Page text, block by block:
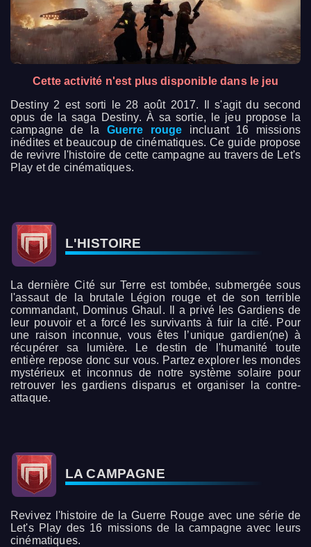
Cette activité n'est plus disponible dans le jeu
Destiny 2 est sorti le 28 août 2017. Il s'agit du second
opus de la saga Destiny. À sa sortie, le jeu propose la
campagne de la Guerre rouge incluant 16 missions
inédites et beaucoup de cinématiques. Ce guide propose
de revivre l'histoire de cette campagne au travers de Let's
Play et de cinématiques.
L'HISTOIRE
La dernière Cité sur Terre est tombée, submergée sous
l'assaut de la brutale Légion rouge et de son terrible
commandant, Dominus Ghaul. Il a privé les Gardiens de
leur pouvoir et a forcé les survivants à fuir la cité. Pour
une raison inconnue, vous êtes l’unique gardien(ne) à
récupérer sa lumière. Le destin de l'humanité toute
entière repose donc sur vous. Partez explorer les mondes
mystérieux et inconnus de notre système solaire pour
retrouver les gardiens disparus et organiser la contre-
attaque.
LA CAMPAGNE
Revivez l'histoire de la Guerre Rouge avec une série de
Let's Play des 16 missions de la campagne avec leurs
cinématiques.